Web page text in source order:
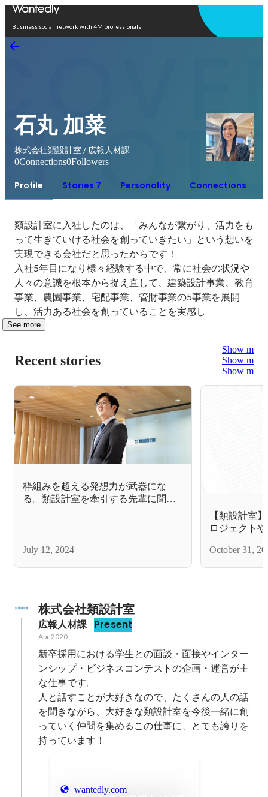
Business social network with 4M professionals
石丸 加菜
株式会社類設計室 / 広報人材課
0Connections0Followers
Profile Stories 7 Personality Connections
類設計室に入社したのは、「みんなが繋がり、活力をも
って生きていける社会を創っていきたい」という想いを
実現できる会社だと思ったからです！
入社5年目になり様々経験する中で、常に社会の状況や
人々の意識を根本から捉え直して、建築設計事業、教育
事業、農園事業、宅配事業、管財事業の5事業を展開
し、活力ある社会を創っていることを実感し
See more
Recent stories
Show more
Show more
Show more
枠組みを超える発想力が武器にな
る。類設計室を牽引する先輩に聞
July 12, 2024
【類設計室
ロジェクト
リニューアル
October 31,
株式会社類設計室
広報人材課 Present
Apr 2020-
新卒採用における学生との面談・面接やインター
ンシップ・ビジネスコンテストの企画・運営が主
な仕事です。
人と話すことが大好きなので、たくさんの人の話
を聞きながら、大好きな類設計室を今後一緒に創
っていく仲間を集めるこの仕事に、とても誇りを
持っています！
wantedly.com